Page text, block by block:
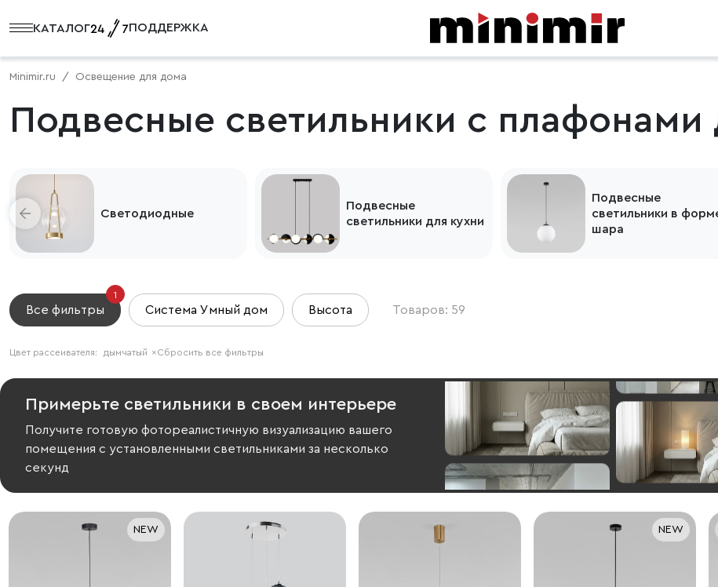
КАТАЛОГ ПОДДЕРЖКА
Minimir.ru Освещение для дома
Подвесные светильники с плафонами
Светодиодные
Подвесные
светильники для кухни
Подвесные
светильники в
шара
Все фильтры
1
Система Умный дом Высота Товаров: 59
Сбросить все фильтры
Цвет рассеивателя: дымчатый ×
Примерьте светильники в своем интерьере
Получите готовую фотореалистичную визуализацию вашего
помещения с установленными светильниками за несколько
секунд
NEW NEW